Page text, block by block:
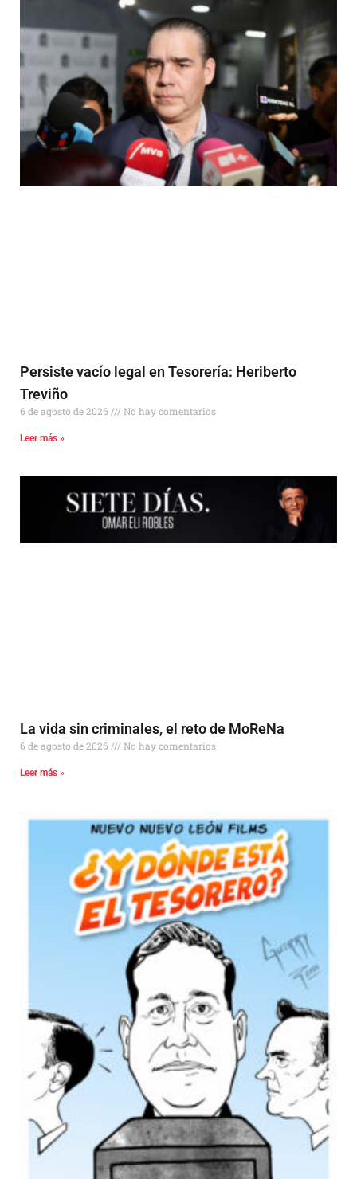
Persiste vacío legal en Tesorería: Heriberto
Treviño
6 de agosto de 2026 No hay comentarios
Leer más »
La vida sin criminales, el reto de MoReNa
6 de agosto de 2026 No hay comentarios
Leer más »